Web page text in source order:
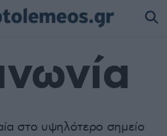
στο υψηλότερο σημείο